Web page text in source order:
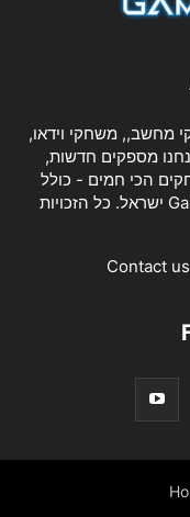
מחשב,, משחקי וידאו,
מספקים חדשות,
הכי חמים - כולל
משחקים ישראלים.©2026 GamersPack ישראל. כל הזכויות
Contact